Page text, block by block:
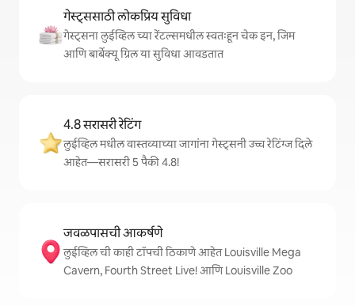
गेस्ट्ससाठी लोकप्रिय सुविधा
गेस्ट्सना लुईव्हिल च्या रेंटल्समधील स्वतःहून चेक इन, जिम
आणि बार्बेक्यू ग्रिल या सुविधा आवडतात
4.8 सरासरी रेटिंग
लुईव्हिल मधील वास्तव्याच्या जागांना गेस्ट्सनी उच्च रेटिंग्ज दिले
आहेत—सरासरी 5 पैकी 4.8!
जवळपासची आकर्षणे
लुईव्हिल ची काही टॉपची ठिकाणे आहेत Louisville Mega
Cavern, Fourth Street Live! आणि Louisville Zoo